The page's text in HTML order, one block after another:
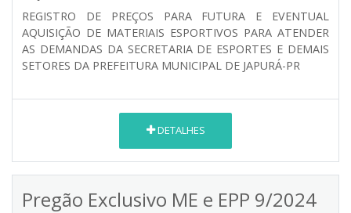
REGISTRO DE PREÇOS PARA FUTURA E EVENTUAL
AQUISIÇÃO DE MATERIAIS ESPORTIVOS PARA ATENDER
AS DEMANDAS DA SECRETARIA DE ESPORTES E DEMAIS
SETORES DA PREFEITURA MUNICIPAL DE JAPURÁ-PR
DETALHES
Pregão Exclusivo ME e EPP 9/2024